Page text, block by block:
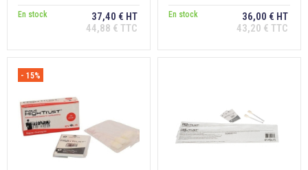
En stock
37,40 € HT
44,88 € TTC
En stock
36,00 € HT
43,20 € TTC
- 15%